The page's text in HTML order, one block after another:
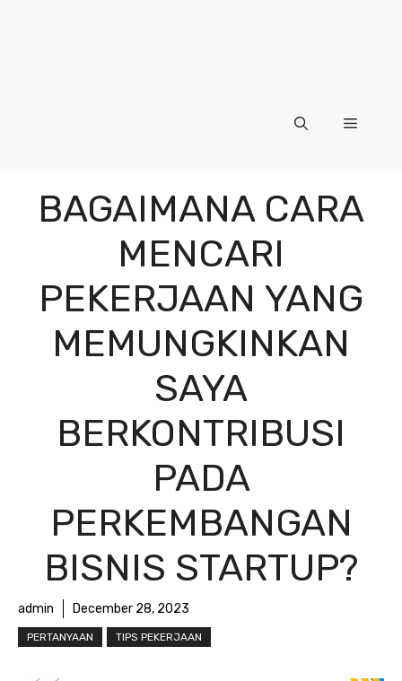
Menu
BAGAIMANA CARA
MENCARI
PEKERJAAN YANG
MEMUNGKINKAN
SAYA
BERKONTRIBUSI
PADA
PERKEMBANGAN
BISNIS STARTUP?
admin December 28, 2023
PERTANYAAN TIPS PEKERJAAN